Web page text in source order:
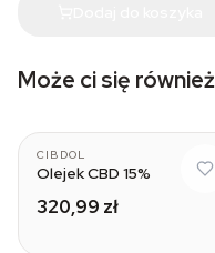
Może ci się
CIBDOL
Olejek CBD 15%
320,99 zł